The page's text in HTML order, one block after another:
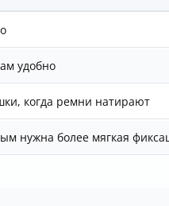
удобно
когда ремни натирают
нужна более мягкая